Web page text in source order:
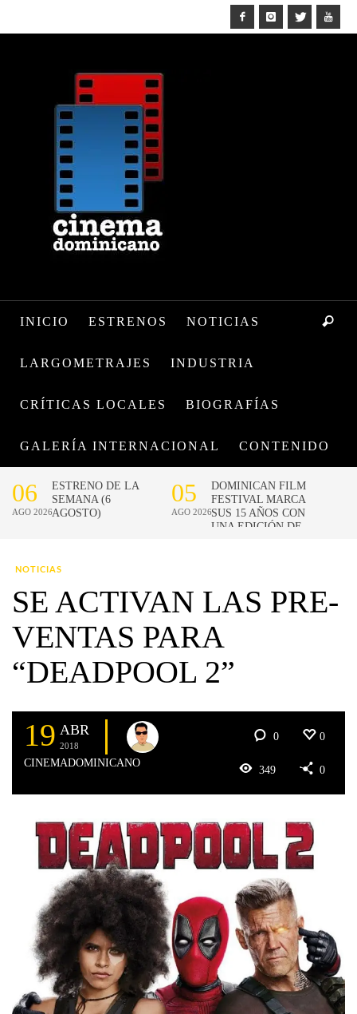
INICIO ESTRENOS NOTICIAS
LARGOMETRAJES INDUSTRIA
CRÍTICAS LOCALES BIOGRAFÍAS
GALERÍA INTERNACIONAL CONTENIDO
NOTICIAS
SE ACTIVAN LAS PRE-
VENTAS PARA
“DEADPOOL 2”
19 ABR
2018
CINEMADOMINICANO
0 0
349 0